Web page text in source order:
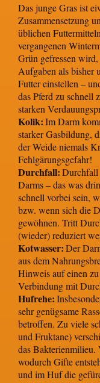
Das junge Gras ist
Zusammensetzung
üblichen
vergangenen
Grün gefressen
Aufgaben als bisher
Futter einstellen –
das Pferd zu schnell
starken
Kolik:Im Darm
starker Gasbildung,
der Weide niemals
Fehlgärungsgefahr!
Durchfall:Durchfall
Darms – das was
schnell vorbei sein,
bzw. wenn sich die
gewöhnen. Tritt
(wieder) reduziert
Kotwasser:Der
aus dem
Hinweis auf einen
Verbindung mit
Hufrehe:
sehr genügsame
betroffen. Zu viele
und Fruktane)
das Bakterienmilieu.
wodurch Gifte
und im Huf die